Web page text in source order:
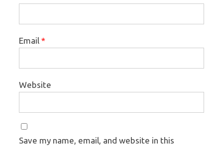
Email *
Website
Save my name, email, and website in this